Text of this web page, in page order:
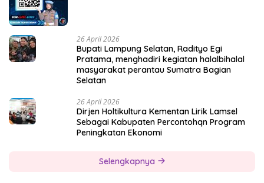
26 April 2026
Bupati Lampung Selatan, Radityo Egi
Pratama, menghadiri kegiatan halalbihalal
masyarakat perantau Sumatra Bagian
Selatan
26 April 2026
Dirjen Holtikultura Kementan Lirik Lamsel
Sebagai Kabupaten Percontohqn Program
Peningkatan Ekonomi
Selengkapnya